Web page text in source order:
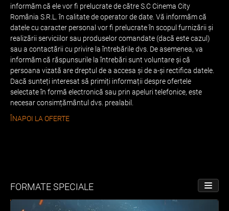
informăm că ele vor fi prelucrate de către S.C Cinema City
România S.R.L. în calitate de operator de date. Vă informăm că
datele cu caracter personal vor fi prelucrate în scopul furnizării și
realizării serviciilor sau produselor comandate (dacă este cazul)
sau a contactării cu privire la întrebările dvs. De asemenea, va
informăm că răspunsurile la întrebări sunt voluntare și că
persoana vizată are dreptul de a accesa și de a-și rectifica datele.
Dacă sunteți interesat să primiți informații despre ofertele
selectate în formă electronică sau prin apeluri telefonice, este
necesar consimțământul dvs. prealabil.
ÎNAPOI LA OFERTE
FORMATE SPECIALE